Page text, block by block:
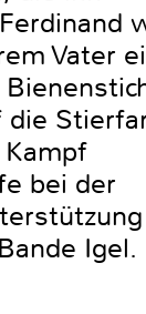
Vater
die
bei der
Bande